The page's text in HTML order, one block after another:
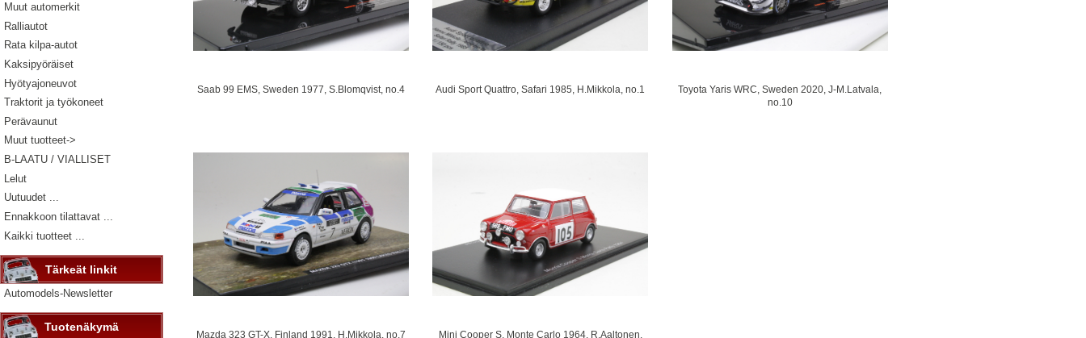
Muut automerkit
Ralliautot
Rata kilpa-autot
Kaksipyöräiset
Hyötyajoneuvot
Traktorit ja työkoneet
Perävaunut
Muut tuotteet->
B-LAATU / VIALLISET
Lelut
Uutuudet ...
Ennakkoon tilattavat ...
Kaikki tuotteet ...
Tärkeät linkit
Automodels-Newsletter
Tuotenäkymä
Saab 99 EMS, Sweden 1977, S.Blomqvist, no.4 Audi Sport Quattro, Safari 1985, H.Mikkola, no.1
Toyota Yaris WRC, Sweden 2020, J-M.Latvala,
no.10
Mazda 323 GT-X, Finland 1991, H.Mikkola, no.7 Mini Cooper S, Monte Carlo 1964, R.Aaltonen,